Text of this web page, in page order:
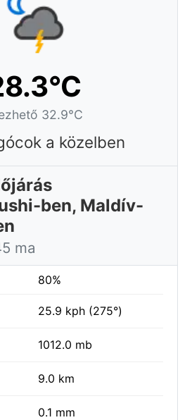
32.9°C
a közelben
ben, Maldív-
ma
80%
25.9 kph (275°)
1012.0 mb
9.0 km
0.1 mm